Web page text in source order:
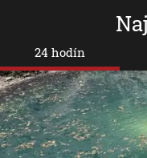
24 hodín